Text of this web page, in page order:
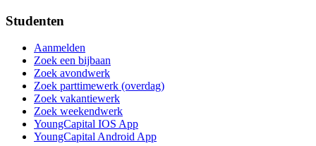
Studenten
Aanmelden
Zoek een bijbaan
Zoek avondwerk
Zoek parttimewerk (overdag)
Zoek vakantiewerk
Zoek weekendwerk
YoungCapital IOS App
YoungCapital Android App